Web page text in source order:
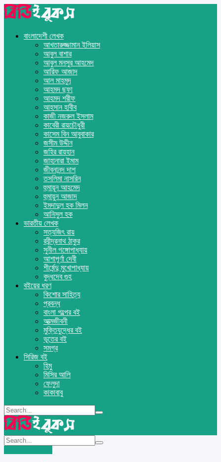
বাংলাদেশী লেখক
আখতারুজ্জামান ইলিয়াস
আবুল বাশার
আবুল মনসুর আহমেদ
আরিফ আজাদ
আল মাহমুদ
আহমদ ছফা
আহমদ শরীফ
আহসান হাবীব
কাজী নজরুল ইসলাম
কাবেরী রায়চৌধুরী
কাসেম বিন আবুবাকার
জসীম উদ্দীন
জহির রায়হান
জাহানারা ইমাম
জীবনানন্দ দাশ
তসলিমা নাসরিন
হুমায়ূন আহমেদ
হুমায়ুন আজাদ
ইমদাদুল হক মিলন
আনিসুল হক
ভারতীয় লেখক
সত্যজিৎ রায়
রবীন্দ্রনাথ ঠাকুর
সুনীল গঙ্গোপাধ্যায়
আশাপূর্ণা দেবী
শীর্ষেন্দু মুখোপাধ্যায়
বুদ্ধদেব গুহ
বইয়ের ধরণ
কিশোর সাহিত্য
প্রবন্ধ
বাংলা গল্পের বই
আত্মজীবনী
মুক্তিযুদ্ধের বই
ভূতের বই
সমগ্র
সিরিজ বই
হিমু
মিসির আলি
ফেলুদা
কাকাবাবু